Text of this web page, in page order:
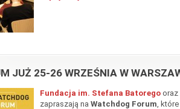
JUŻ 25-26 WRZEŚNIA W
Fundacja im. Stefana Batorego oraz
zapraszają na Watchdog Forum ,